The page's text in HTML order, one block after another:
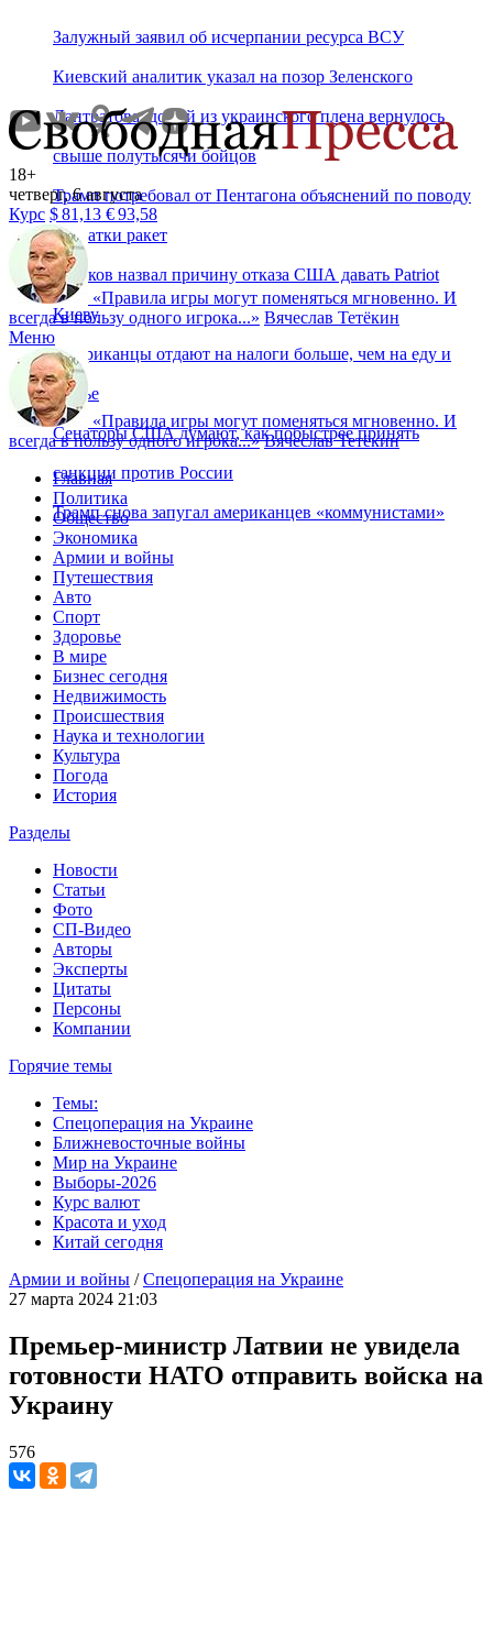
Залужный заявил об исчерпании ресурса ВСУ
Киевский аналитик указал на позор Зеленского
Лантратова: домой из украинского плена вернулось
свыше полутысячи бойцов
Трамп потребовал от Пентагона объяснений по поводу
нехватки ракет
Пушков назвал причину отказа США давать Patriot
Киеву
Американцы отдают на налоги больше, чем на еду и
жилье
Сенаторы США думают, как побыстрее принять
санкции против России
Трамп снова запугал американцев «коммунистами»
18+
четверг, 6 августа
Курс $81,13 €93,58
«Правила игры могут поменяться мгновенно. И
всегда в пользу одного игрока...» Вячеслав Тетёкин
Меню
«Правила игры могут поменяться мгновенно. И
всегда в пользу одного игрока...» Вячеслав Тетёкин
Главная
Политика
Общество
Экономика
Армии и войны
Путешествия
Авто
Спорт
Здоровье
В мире
Бизнес сегодня
Недвижимость
Происшествия
Наука и технологии
Культура
Погода
История
Разделы
Новости
Статьи
Фото
СП-Видео
Авторы
Эксперты
Цитаты
Персоны
Компании
Горячие темы
Темы:
Спецоперация на Украине
Ближневосточные войны
Мир на Украине
Выборы-2026
Курс валют
Красота и уход
Китай сегодня
Армии и войны /Спецоперация на Украине
27 марта 2024 21:03
Премьер-министр Латвии не увидела
готовности НАТО отправить войска на
Украину
576